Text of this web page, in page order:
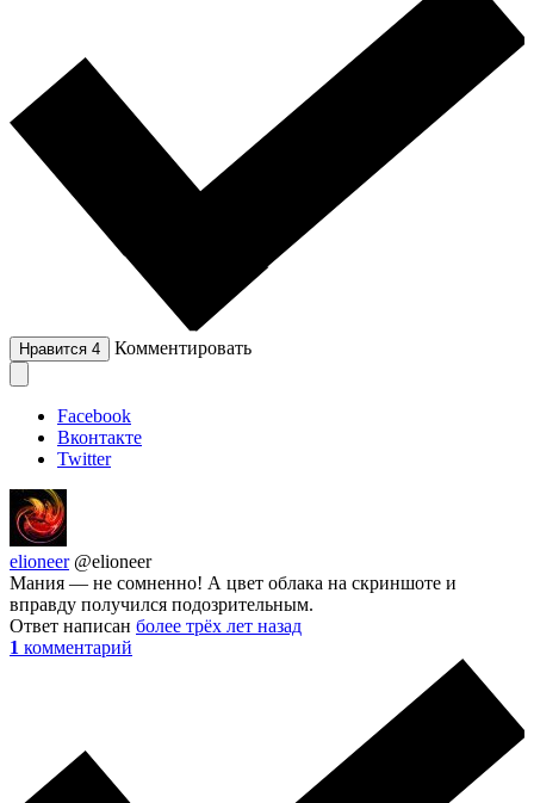
Нравится 4 Комментировать
Facebook
Вконтакте
Twitter
elioneer @elioneer
Мания — не сомненно! А цвет облака на скриншоте и
вправду получился подозрительным.
Ответ написан более трёх лет назад
1 комментарий